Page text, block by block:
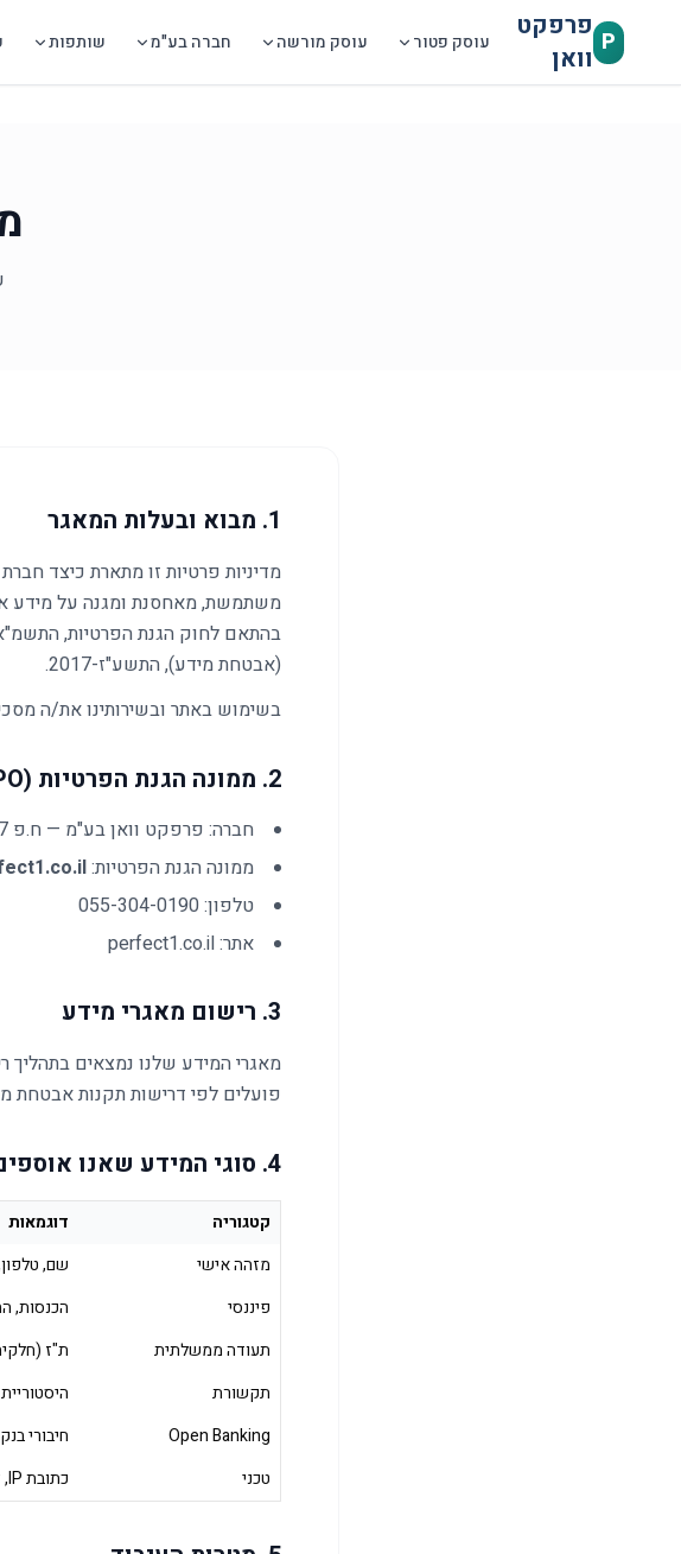
דלג לתוכן הראשי
P פרפקט
וואן
עוסק פטור עוסק מורשה חברה בע"מ שותפות
1. מבוא ובעלות המאגר
מדיניות פרטיות זו מתארת כיצד חברת
(אבטחת מידע), התשע"ז-2017.
בשימוש באתר ובשירותינו את/ה
2. ממונה הגנת הפרטיות (DPO) ואופן יצירת קשר
חברה: פרפקט וואן בע"מ — ח.פ 516309747
ממונה הגנת הפרטיות:
טלפון: 055-304-0190
אתר: perfect1.co.il
3. רישום מאגרי מידע
מאגרי המידע שלנו נמצאים
פועלים לפי דרישות תקנות אבטחת
4. סוגי המידע שאנו אוספים
קטגוריה דוגמאות
מזהה אישי
שם,
פיננסי
הכנסות,
תעודה ממשלתית
ת"ז
תקשורת
היסטוריית WhatsApp / מייל
Open Banking
חיבורי
טכני
כתובת IP, דפדפן, עוגיות